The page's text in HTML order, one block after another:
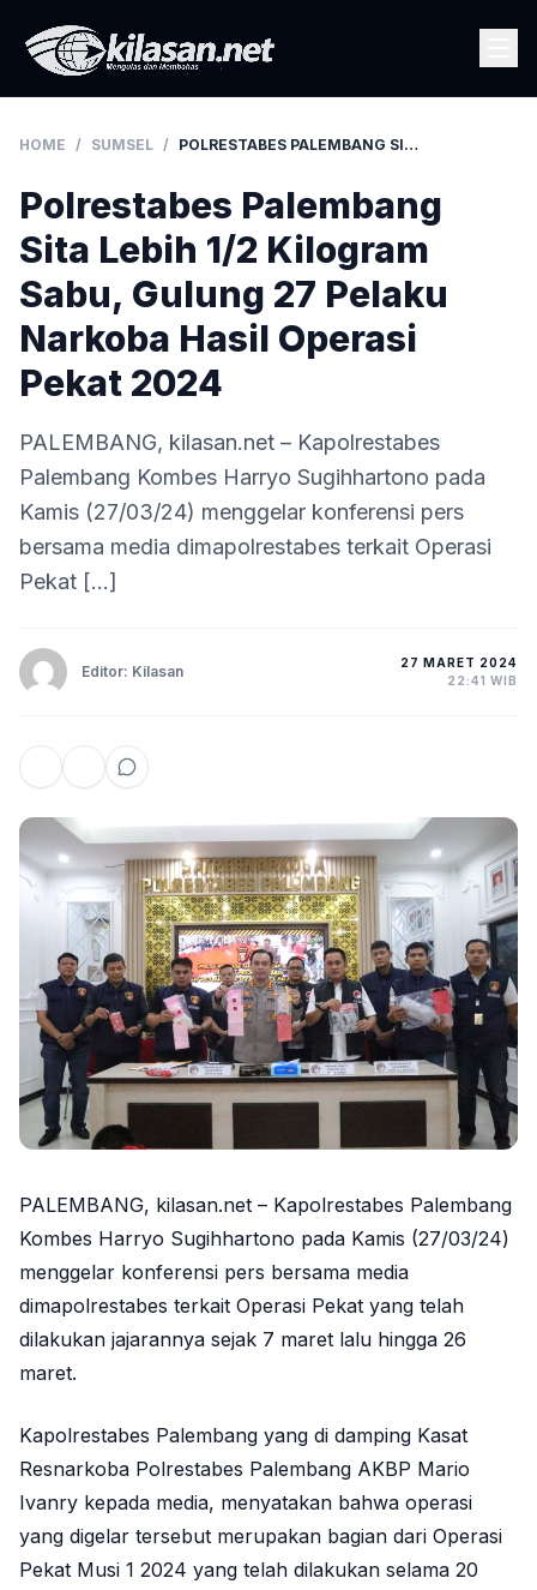
HOME / SUMSEL / POLRESTABES PALEMBANG SITA LEBIH 1/2 KILOGRAM SABU, GULUNG 27 PELAKU NARKOBA HASIL OPERASI PEKAT 2024
Polrestabes Palembang
Sita Lebih 1/2 Kilogram
Sabu, Gulung 27 Pelaku
Narkoba Hasil Operasi
Pekat 2024
PALEMBANG, kilasan.net – Kapolrestabes
Palembang Kombes Harryo Sugihhartono pada
Kamis (27/03/24) menggelar konferensi pers
bersama media dimapolrestabes terkait Operasi
Pekat […]
Editor: Kilasan
27 MARET 2024
22:41 WIB
PALEMBANG, kilasan.net – Kapolrestabes Palembang
Kombes Harryo Sugihhartono pada Kamis (27/03/24)
menggelar konferensi pers bersama media
dimapolrestabes terkait Operasi Pekat yang telah
dilakukan jajarannya sejak 7 maret lalu hingga 26
maret.
Kapolrestabes Palembang yang di damping Kasat
Resnarkoba Polrestabes Palembang AKBP Mario
Ivanry kepada media, menyatakan bahwa operasi
yang digelar tersebut merupakan bagian dari Operasi
Pekat Musi 1 2024 yang telah dilakukan selama 20